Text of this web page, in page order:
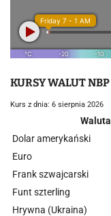
KURSY WALUT NBP
Kurs z dnia: 6 sierpnia 2026
Waluta
Dolar amerykański
Euro
Frank szwajcarski
Funt szterling
Hrywna (Ukraina)